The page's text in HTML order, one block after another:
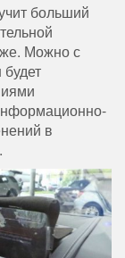
больший
Можно с
в